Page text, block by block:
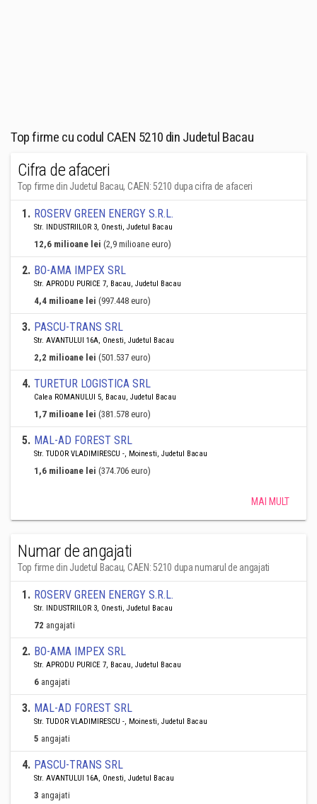
Top firme cu codul CAEN 5210 din Judetul Bacau
Cifra de afaceri
Top firme din Judetul Bacau, CAEN: 5210 dupa cifra de afaceri
1. ROSERV GREEN ENERGY S.R.L.
Str. INDUSTRIILOR 3, Onesti, Judetul Bacau
12,6 milioane lei (2,9 milioane euro)
2. BO-AMA IMPEX SRL
Str. APRODU PURICE 7, Bacau, Judetul Bacau
4,4 milioane lei (997.448 euro)
3. PASCU-TRANS SRL
Str. AVANTULUI 16A, Onesti, Judetul Bacau
2,2 milioane lei (501.537 euro)
4. TURETUR LOGISTICA SRL
Calea ROMANULUI 5, Bacau, Judetul Bacau
1,7 milioane lei (381.578 euro)
5. MAL-AD FOREST SRL
Str. TUDOR VLADIMIRESCU -, Moinesti, Judetul Bacau
1,6 milioane lei (374.706 euro)
MAI MULT
Numar de angajati
Top firme din Judetul Bacau, CAEN: 5210 dupa numarul de angajati
1. ROSERV GREEN ENERGY S.R.L.
Str. INDUSTRIILOR 3, Onesti, Judetul Bacau
72 angajati
2. BO-AMA IMPEX SRL
Str. APRODU PURICE 7, Bacau, Judetul Bacau
6 angajati
3. MAL-AD FOREST SRL
Str. TUDOR VLADIMIRESCU -, Moinesti, Judetul Bacau
5 angajati
4. PASCU-TRANS SRL
Str. AVANTULUI 16A, Onesti, Judetul Bacau
3 angajati